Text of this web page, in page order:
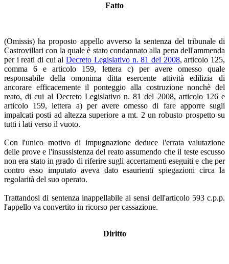
Fatto
(Omissis) ha proposto appello avverso la sentenza del tribunale di
Castrovillari con la quale è stato condannato alla pena dell'ammenda
per i reati di cui alDecreto Legislativo n. 81 del 2008, articolo 125,
comma 6 e articolo 159, lettera c) per avere omesso quale
responsabile della omonima ditta esercente attività edilizia di
ancorare efficacemente il ponteggio alla costruzione nonchè del
reato, di cui al Decreto Legislativo n. 81 del 2008, articolo 126 e
articolo 159, lettera a) per avere omesso di fare apporre sugli
impalcati posti ad altezza superiore a mt. 2 un robusto prospetto su
tutti i lati verso il vuoto.
Con l'unico motivo di impugnazione deduce l'errata valutazione
delle prove e l'insussistenza del reato assumendo che il teste escusso
non era stato in grado di riferire sugli accertamenti eseguiti e che per
contro esso imputato aveva dato esaurienti spiegazioni circa la
regolarità del suo operato.
Trattandosi di sentenza inappellabile ai sensi dell'articolo 593 c.p.p.
l'appello va convertito in ricorso per cassazione.
Diritto